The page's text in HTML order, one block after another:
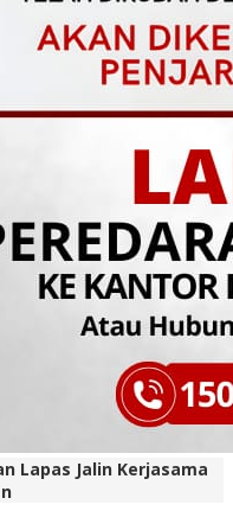
Lapas Jalin Kerjasama